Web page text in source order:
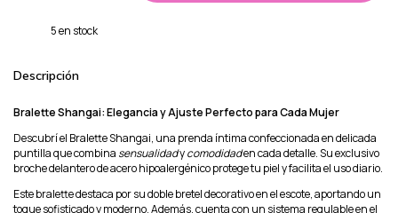
5en stock
Descripción
Bralette Shangai: Elegancia y Ajuste Perfecto para Cada Mujer
Descubrí el Bralette Shangai, una prenda íntima confeccionada en delicada
puntilla que combina sensualidadycomodidaden cada detalle. Su exclusivo
broche delantero de acero hipoalergénico protege tu piel y facilita el uso diario.
Este bralette destaca por su doble bretel decorativo en el escote, aportando un
toque sofisticado y moderno. Además, cuenta con un sistema regulable en el